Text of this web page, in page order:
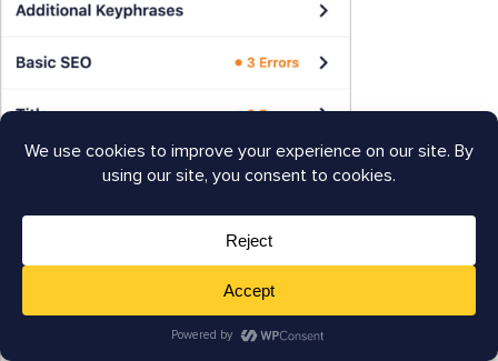
Fai clic su una scheda, come Parola chiave di messa a
fuoco, per ottenere passaggi d'azione specifici.